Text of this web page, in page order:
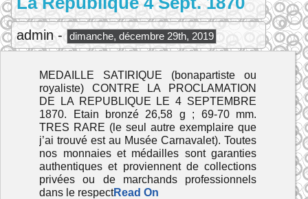
admin - dimanche, décembre 29th, 2019
MEDAILLE SATIRIQUE (bonapartiste ou
royaliste) CONTRE LA PROCLAMATION
DE LA REPUBLIQUE LE 4 SEPTEMBRE
1870. Etain bronzé 26,58 g ; 69-70 mm.
TRES RARE (le seul autre exemplaire que
j’ai trouvé est au Musée Carnavalet). Toutes
nos monnaies et médailles sont garanties
authentiques et proviennent de collections
privées ou de marchands professionnels
dans le respectRead On